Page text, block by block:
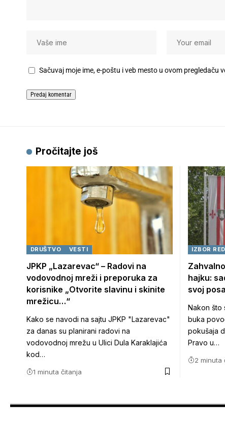
Sačuvaj moje ime, e-poštu i veb mesto u ovom pregledaču
Pročitajte još
DRUŠTVO VESTI
JPKP „Lazarevac“ – Radovi na
vodovodnoj mreži i preporuka za
korisnike „Otvorite slavinu i skinite
mrežicu…“
Kako se navodi na sajtu JPKP "Lazarevac"
za danas su planirani radovi na
vodovodnoj mrežu u Ulici Dula Karaklajića
kod…
1 minuta čitanja
IZBOR
hajku:
svoj
Nakon što
buka
pokušaja
Pravo u…
2 minuta